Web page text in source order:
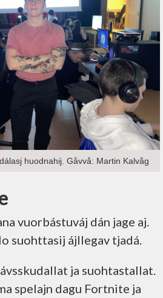
huodnahij. Gåvvå: Martin Kalvåg
vuorbástuváj dán jage aj.
suohttasij ájllegav tjadá.
ja suohtastallat.
spelajn dagu Fortnite ja